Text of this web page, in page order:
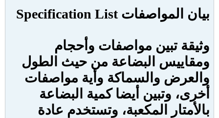
بيان المواصفاتSpecification List
وثيقة تبين مواصفات وأحجام
ومقاييس البضاعة من حيث الطول
والعرض والسماكة وأية مواصفات
أخرى، وتبين أيضا كمية البضاعة
بالأمتار المكعبة، وتستخدم عادة